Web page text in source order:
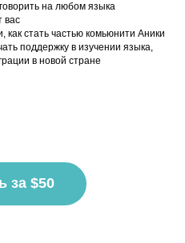
на любом языка
вас
как стать частью комьюнити Аники
поддержку в изучении языка,
в новой стране
за $50